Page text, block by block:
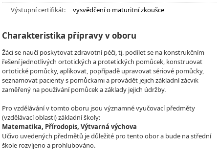
Výstupní certifikát:
vysvědčení o maturitní zkoušce
Charakteristika přípravy v oboru
Žáci se naučí poskytovat zdravotní péči, tj. podílet se na konstrukčním
řešení jednotlivých ortotických a protetických pomůcek, konstruovat
ortotické pomůcky, aplikovat, popřípadě upravovat sériové pomůcky,
seznamovat pacienty s pomůckami a provádět jejich základní zácvik
zaměřený na používání pomůcek a základy jejich údržby.
Pro vzdělávání v tomto oboru jsou významné vyučovací předměty
(vzdělávací oblasti) základní školy:
Matematika, Přírodopis, Výtvarná výchova
Učivo uvedených předmětů je důležité pro tento obor a bude na střední
škole rozvíjeno a prohlubováno.